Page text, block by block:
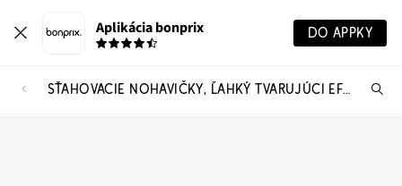
Aplikácia bonprix DO APPKY
SŤAHOVACIE NOHAVIČKY, ĽAHKÝ TVARUJÚCI EFEKT